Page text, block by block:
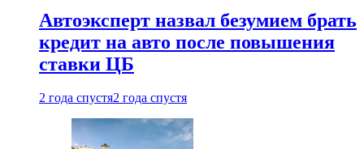
Автоэксперт назвал безумием брать
кредит на авто после повышения
ставки ЦБ
2 года спустя2 года спустя